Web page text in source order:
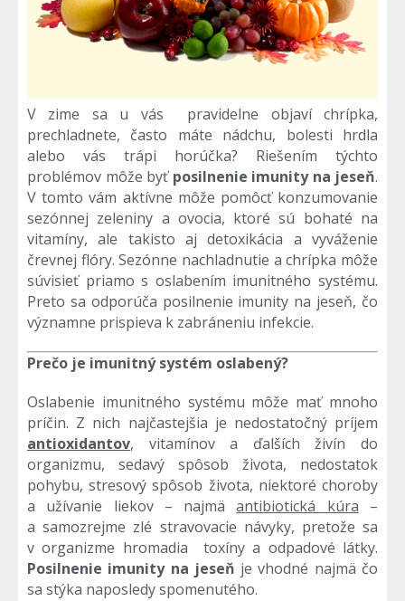
V zime sa u vás pravidelne objaví chrípka,
prechladnete, často máte nádchu, bolesti hrdla
alebo vás trápi horúčka? Riešením týchto
problémov môže byťposilnenie imunity na jeseň.
V tomto vám aktívne môže pomôcť konzumovanie
sezónnej zeleniny a ovocia, ktoré sú bohaté na
vitamíny, ale takisto aj detoxikácia a vyváženie
črevnej flóry. Sezónne nachladnutie a chrípka môže
súvisieť priamo s oslabením imunitného systému.
Preto sa odporúča posilnenie imunity na jeseň, čo
významne prispieva k zabráneniu infekcie.
Prečo je imunitný systém oslabený?
Oslabenie imunitného systému môže mať mnoho
príčin. Z nich najčastejšia je nedostatočný príjem
antioxidantov, vitamínov a ďalších živín do
organizmu, sedavý spôsob života, nedostatok
pohybu, stresový spôsob života, niektoré choroby
a užívanie liekov – najmäantibiotická kúra –
a samozrejme zlé stravovacie návyky, pretože sa
v organizme hromadia toxíny a odpadové látky.
Posilnenie imunity na jeseň je vhodné najmä čo
sa stýka naposledy spomenutého.